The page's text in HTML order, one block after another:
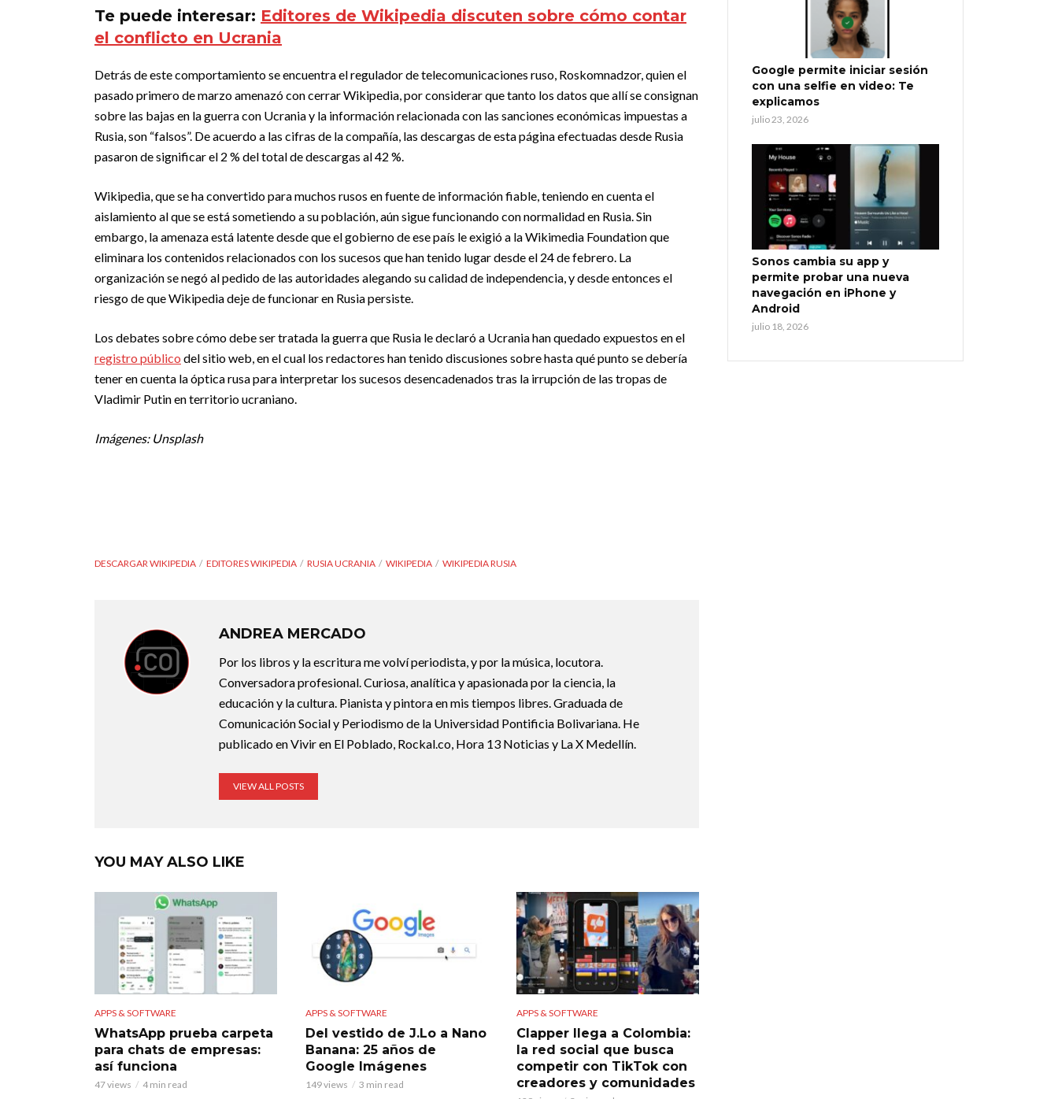
Te puede interesar: Editores de Wikipedia discuten sobre cómo contar
el conflicto en Ucrania
Detrás de este comportamiento se encuentra el regulador de telecomunicaciones ruso, Roskomnadzor, quien el
pasado primero de marzo amenazó con cerrar Wikipedia, por considerar que tanto los datos que allí se consignan
sobre las bajas en la guerra con Ucrania y la información relacionada con las sanciones económicas impuestas a
Rusia, son “falsos”. De acuerdo a las cifras de la compañía, las descargas de esta página efectuadas desde Rusia
pasaron de significar el 2 % del total de descargas al 42 %.
Wikipedia, que se ha convertido para muchos rusos en fuente de información fiable, teniendo en cuenta el
aislamiento al que se está sometiendo a su población, aún sigue funcionando con normalidad en Rusia. Sin
embargo, la amenaza está latente desde que el gobierno de ese país le exigió a la Wikimedia Foundation que
eliminara los contenidos relacionados con los sucesos que han tenido lugar desde el 24 de febrero. La
organización se negó al pedido de las autoridades alegando su calidad de independencia, y desde entonces el
riesgo de que Wikipedia deje de funcionar en Rusia persiste.
Los debates sobre cómo debe ser tratada la guerra que Rusia le declaró a Ucrania han quedado expuestos en el
registro público del sitio web, en el cual los redactores han tenido discusiones sobre hasta qué punto se debería
tener en cuenta la óptica rusa para interpretar los sucesos desencadenados tras la irrupción de las tropas de
Vladimir Putin en territorio ucraniano.
Imágenes: Unsplash
DESCARGAR WIKIPEDIA EDITORES WIKIPEDIA RUSIA UCRANIA WIKIPEDIA WIKIPEDIA RUSIA
ANDREA MERCADO
Por los libros y la escritura me volví periodista, y por la música, locutora.
Conversadora profesional. Curiosa, analítica y apasionada por la ciencia, la
educación y la cultura. Pianista y pintora en mis tiempos libres. Graduada de
Comunicación Social y Periodismo de la Universidad Pontificia Bolivariana. He
publicado en Vivir en El Poblado, Rockal.co, Hora 13 Noticias y La X Medellín.
VIEW ALL POSTS
YOU MAY ALSO LIKE
APPS & SOFTWARE
WhatsApp prueba carpeta
para chats de empresas:
así funciona
47 views 4 min read
APPS & SOFTWARE
Del vestido de J.Lo a Nano
Banana: 25 años de
Google Imágenes
149 views 3 min read
APPS & SOFTWARE
Clapper llega a Colombia:
la red social que busca
competir con TikTok con
creadores y comunidades
Google permite iniciar sesión
con una selfie en video: Te
explicamos
julio 23, 2026
Sonos cambia su app y
permite probar una nueva
navegación en iPhone y
Android
julio 18, 2026